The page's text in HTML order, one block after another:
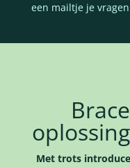
een mailtje je
Met trots